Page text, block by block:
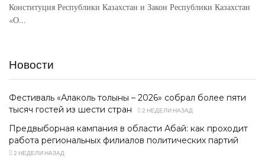
Конституция Республики Казахстан и Закон Республики Казахстан
«О...
Новости
Фестиваль «Алаколь толқыны – 2026» собрал более пяти
тысяч гостей из шести стран
2 НЕДЕЛИ НАЗАД
Предвыборная кампания в области Абай: как проходит
работа региональных филиалов политических партий
2 НЕДЕЛИ НАЗАД